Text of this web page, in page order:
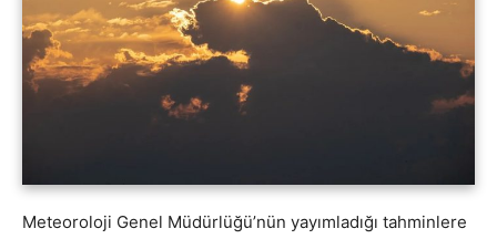
Meteoroloji Genel Müdürlüğü’nün yayımladığı tahminlere